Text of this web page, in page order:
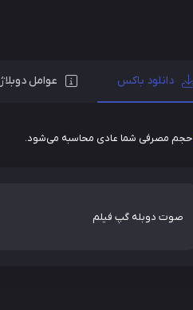
دانلود باکس عوامل دوبلاژ
حجم مصرفی شما عادی محاسبه می‌شود.
صوت دوبله گپ فیلم